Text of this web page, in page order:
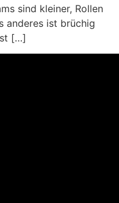
sind kleiner, Rollen
anderes ist brüchig
[…]